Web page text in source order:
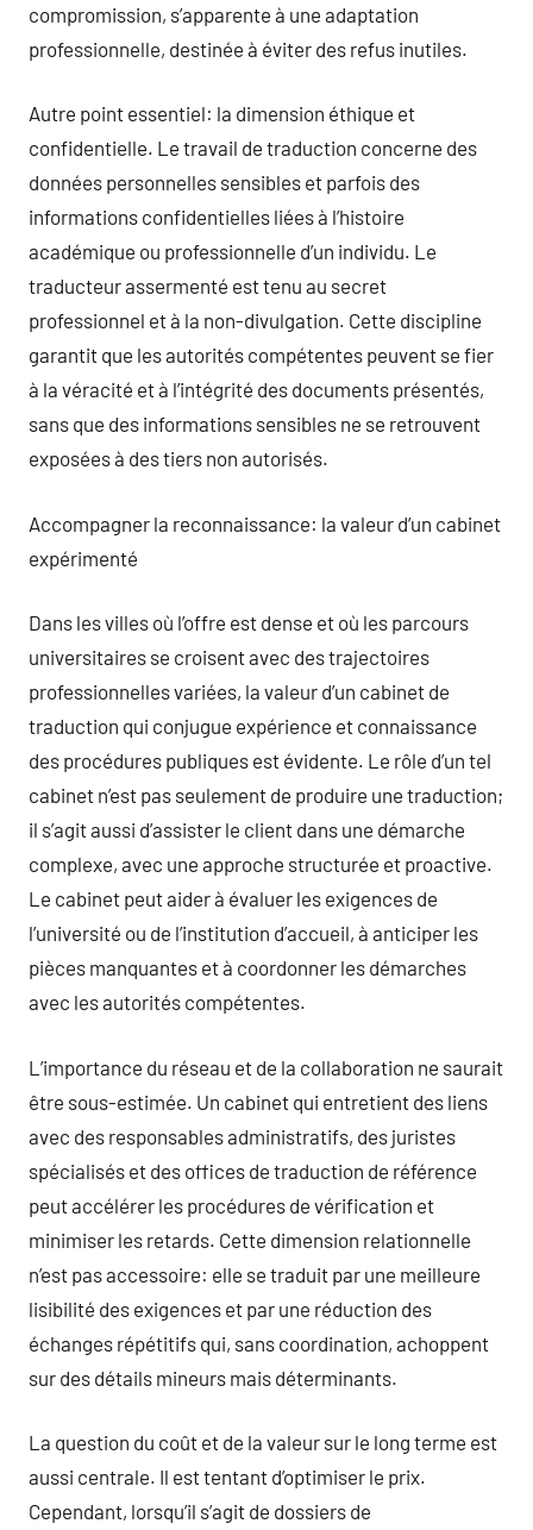
compromission, s’apparente à une adaptation
professionnelle, destinée à éviter des refus inutiles.
Autre point essentiel: la dimension éthique et
confidentielle. Le travail de traduction concerne des
données personnelles sensibles et parfois des
informations confidentielles liées à l’histoire
académique ou professionnelle d’un individu. Le
traducteur assermenté est tenu au secret
professionnel et à la non-divulgation. Cette discipline
garantit que les autorités compétentes peuvent se fier
à la véracité et à l’intégrité des documents présentés,
sans que des informations sensibles ne se retrouvent
exposées à des tiers non autorisés.
Accompagner la reconnaissance: la valeur d’un cabinet
expérimenté
Dans les villes où l’offre est dense et où les parcours
universitaires se croisent avec des trajectoires
professionnelles variées, la valeur d’un cabinet de
traduction qui conjugue expérience et connaissance
des procédures publiques est évidente. Le rôle d’un tel
cabinet n’est pas seulement de produire une traduction;
il s’agit aussi d’assister le client dans une démarche
complexe, avec une approche structurée et proactive.
Le cabinet peut aider à évaluer les exigences de
l’université ou de l’institution d’accueil, à anticiper les
pièces manquantes et à coordonner les démarches
avec les autorités compétentes.
L’importance du réseau et de la collaboration ne saurait
être sous-estimée. Un cabinet qui entretient des liens
avec des responsables administratifs, des juristes
spécialisés et des offices de traduction de référence
peut accélérer les procédures de vérification et
minimiser les retards. Cette dimension relationnelle
n’est pas accessoire: elle se traduit par une meilleure
lisibilité des exigences et par une réduction des
échanges répétitifs qui, sans coordination, achoppent
sur des détails mineurs mais déterminants.
La question du coût et de la valeur sur le long terme est
aussi centrale. Il est tentant d’optimiser le prix.
Cependant, lorsqu’il s’agit de dossiers de